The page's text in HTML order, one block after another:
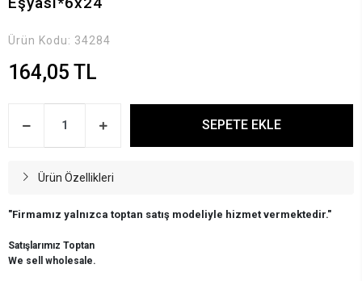
Ürün Kodu: 34284
164,05 TL
SEPETE EKLE
Ürün Özellikleri
"Firmamız yalnızca toptan satış modeliyle hizmet vermektedir."
Satışlarımız Toptan
We sell wholesale.